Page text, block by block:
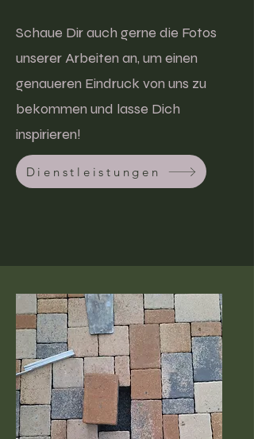
Schaue Dir auch gerne die Fotos
unserer Arbeiten an, um einen
genaueren Eindruck von uns zu
bekommen und lasse Dich
inspirieren!
Dienstleistungen